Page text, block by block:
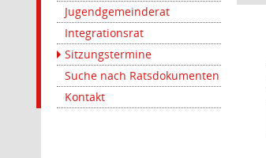
Jugendgemeinderat
Integrationsrat
Sitzungstermine
Suche nach Ratsdokumenten
Kontakt